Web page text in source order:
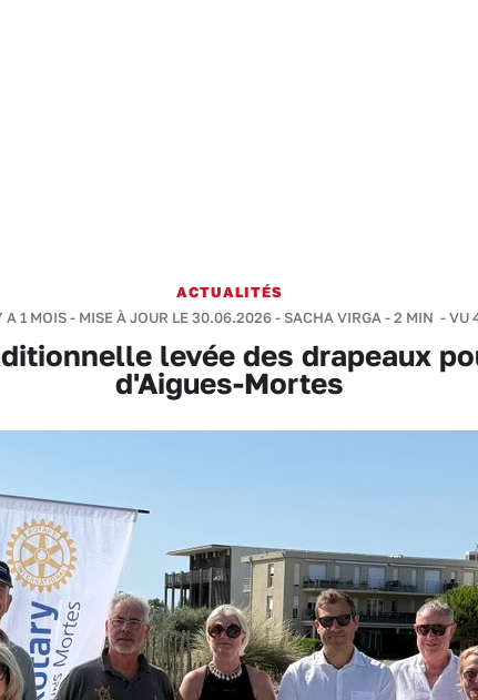
ACTUALITÉS
A 1 MOIS - MISE À JOUR LE 30.06.2026 - SACHA VIRGA -2 MIN - VU
levée des drapeaux
d'Aigues-Mortes